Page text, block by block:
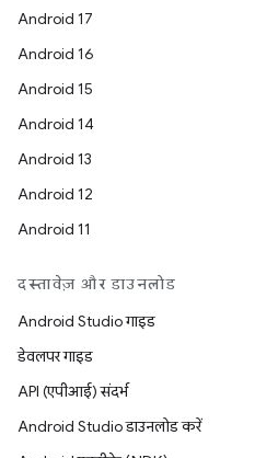
Android 17
Android 16
Android 15
Android 14
Android 13
Android 12
Android 11
दस्तावेज़ और डाउनलोड
Android Studio गाइड
डेवलपर गाइड
API (एपीआई) संदर्भ
Android Studio डाउनलोड करें